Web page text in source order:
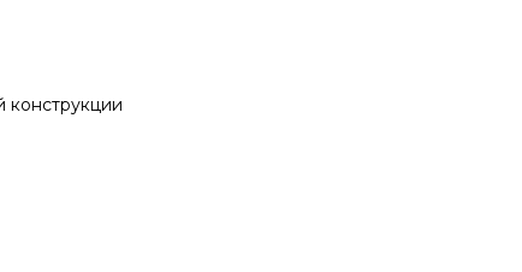
конструкции